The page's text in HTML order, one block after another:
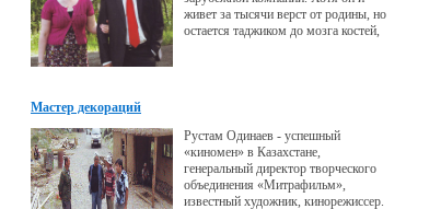
живет за тысячи верст от родины, но
остается таджиком до мозга костей,
Мастер декораций
Рустам Одинаев - успешный
«киномен» в Казахстане,
генеральный директор творческого
объединения «Митрафильм»,
известный художник, кинорежиссер.